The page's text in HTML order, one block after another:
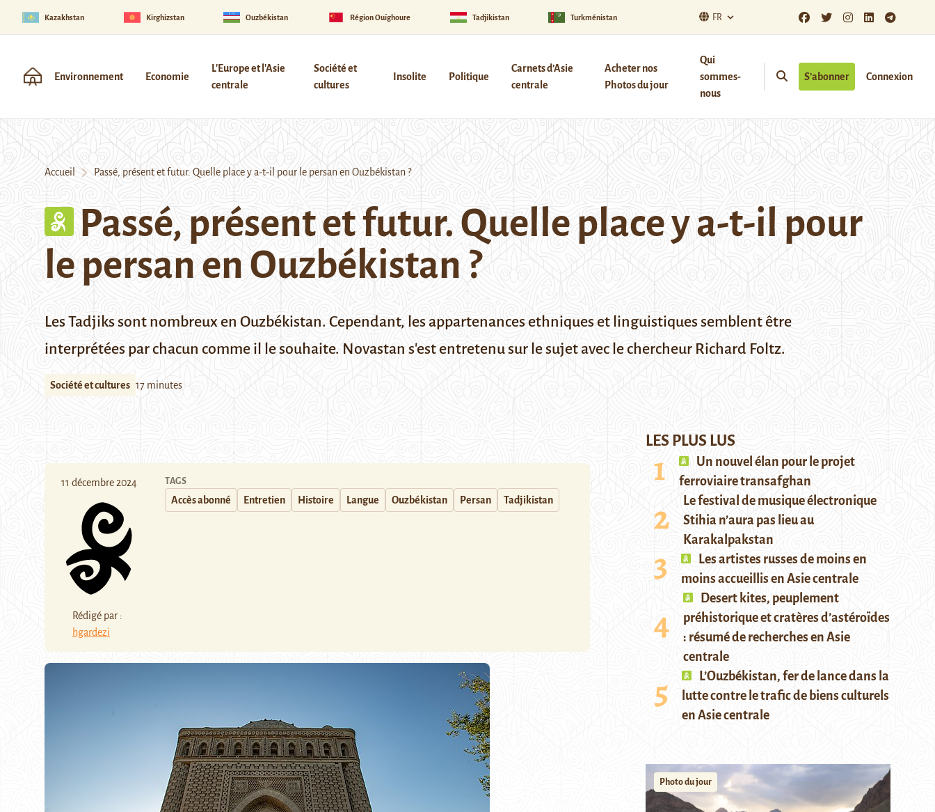
Kazakhstan Kirghizstan Ouzbékistan Région Ouïghoure Tadjikistan Turkménistan FR
Environnement Economie
L'Europe et l'Asie
centrale
Société et
cultures
Insolite Politique
Carnets d’Asie
centrale
Acheter nos
Photos du jour
Qui
sommes-
nous
S’abonner Connexion
Accueil Passé, présent et futur. Quelle place y a-t-il pour le persan en Ouzbékistan ?
Passé, présent et futur. Quelle place y a-t-il pour
le persan en Ouzbékistan ?
Les Tadjiks sont nombreux en Ouzbékistan. Cependant, les appartenances ethniques et linguistiques semblent être
interprétées par chacun comme il le souhaite. Novastan s'est entretenu sur le sujet avec le chercheur Richard Foltz.
Société et cultures 17 minutes
11 décembre 2024
Rédigé par :
hgardezi
TAGS
Accès abonné Entretien Histoire Langue Ouzbékistan Persan Tadjikistan
LES PLUS LUS
Un nouvel élan pour le projet
ferroviaire transafghan
Le festival de musique électronique
Stihia n’aura pas lieu au
Karakalpakstan
Les artistes russes de moins en
moins accueillis en Asie centrale
Desert kites, peuplement
préhistorique et cratères d’astéroïdes
: résumé de recherches en Asie
centrale
L’Ouzbékistan, fer de lance dans la
lutte contre le trafic de biens culturels
en Asie centrale
Photo du jour